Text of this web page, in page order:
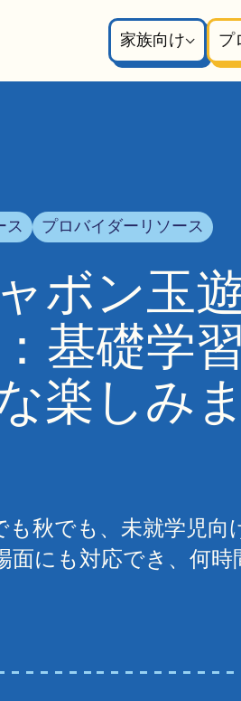
家族向け
プ
ス プロバイダーリソース
ボン玉
基礎学習
楽しみま
秋でも、未就学児向
にも対応でき、何時